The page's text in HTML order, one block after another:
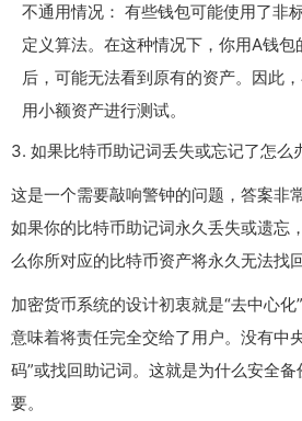
不通用情况： 有些钱包可能使用了非
定义算法。在这种情况下，你用A钱
后，可能无法看到原有的资产。因此
用小额资产进行测试。
3. 如果比特币助记词丢失或忘记了怎么
这是一个需要敲响警钟的问题，答案非
如果你的比特币助记词永久丢失或遗忘
么你所对应的比特币资产将永久无法找回
加密货币系统的设计初衷就是“去中心化
意味着将责任完全交给了用户。没有中
码”或找回助记词。这就是为什么安全
要。